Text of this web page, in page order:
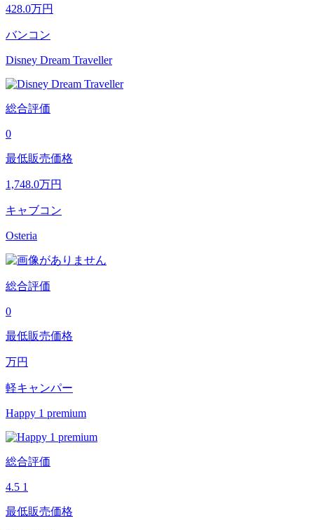
428.0万円
バンコン
Disney Dream Traveller
総合評価
0
最低販売価格
1,748.0万円
キャブコン
Osteria
総合評価
0
最低販売価格
万円
軽キャンパー
Happy 1 premium
総合評価
4.5 1
最低販売価格